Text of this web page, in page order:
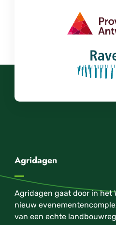
Agridagen
Agridagen gaat door in het
nieuw
van een echte